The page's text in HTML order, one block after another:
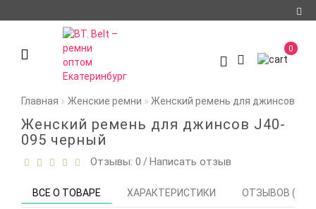
Авторизация
Доставка и оплата
сотрудничества
Политика
0
Главная Женские ремни Женский ремень для джинсов
Женский ремень для джинсов J40-
095 черный
Отзывы: 0 /Написать отзыв
ВСЕ О ТОВАРЕ ХАРАКТЕРИСТИКИ ОТЗЫВОВ (0)